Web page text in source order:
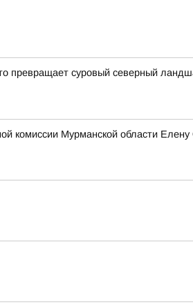
превращает суровый северный
комиссии Мурманской области